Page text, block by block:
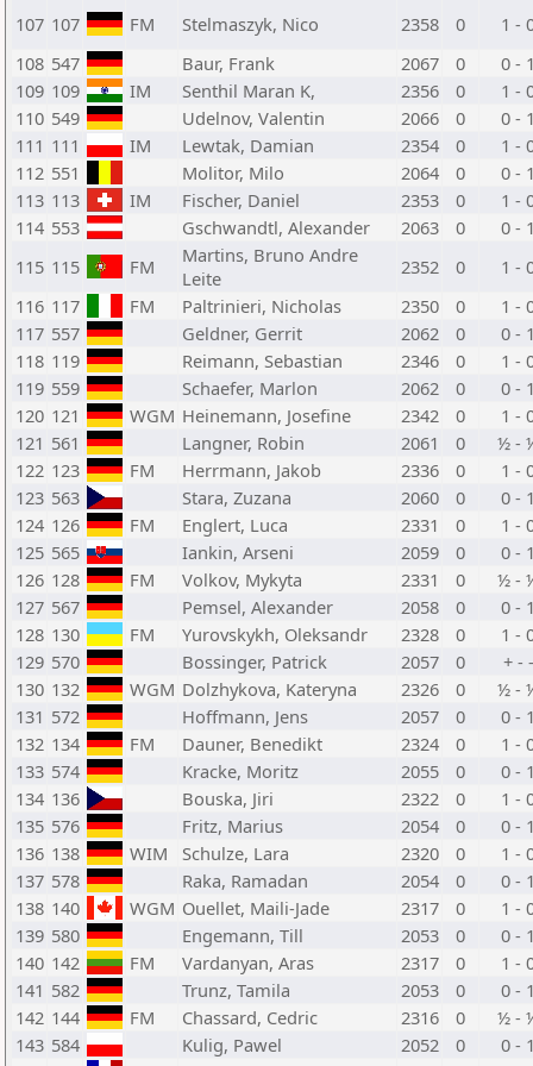
107 107 FM Stelmaszyk, Nico 2358 0
1 -
108 547 Baur, Frank 2067 0
0 -
109 109 IM Senthil Maran K, 2356 0
1 -
110 549 Udelnov, Valentin 2066 0
0 -
111 111 IM Lewtak, Damian 2354 0
1 -
112 551 Molitor, Milo 2064 0
0 -
113 113 IM Fischer, Daniel 2353 0
1 -
114 553 Gschwandtl, Alexander 2063 0
0 -
115 115 FM
Martins, Bruno Andre
Leite
2352 0
1 -
116 117 FM Paltrinieri, Nicholas 2350 0
1 -
117 557 Geldner, Gerrit 2062 0
0 -
118 119 Reimann, Sebastian 2346 0
1 -
119 559 Schaefer, Marlon 2062 0
0 -
120 121 WGM Heinemann, Josefine 2342 0
1 -
121 561 Langner, Robin 2061 0
½ -
122 123 FM Herrmann, Jakob 2336 0
1 -
123 563 Stara, Zuzana 2060 0
0 -
124 126 FM Englert, Luca 2331 0
1 -
125 565 Iankin, Arseni 2059 0
0 -
126 128 FM Volkov, Mykyta 2331 0
½ -
127 567 Pemsel, Alexander 2058 0
0 -
128 130 FM Yurovskykh, Oleksandr 2328 0
1 -
129 570 Bossinger, Patrick 2057 0
+ - -
130 132 WGM Dolzhykova, Kateryna 2326 0
½ -
131 572 Hoffmann, Jens 2057 0
0 -
132 134 FM Dauner, Benedikt 2324 0
1 -
133 574 Kracke, Moritz 2055 0
0 -
134 136 Bouska, Jiri 2322 0
1 -
135 576 Fritz, Marius 2054 0
0 -
136 138 WIM Schulze, Lara 2320 0
1 -
137 578 Raka, Ramadan 2054 0
0 -
138 140 WGM Ouellet, Maili-Jade 2317 0
1 -
139 580 Engemann, Till 2053 0
0 -
140 142 FM Vardanyan, Aras 2317 0
1 -
141 582 Trunz, Tamila 2053 0
0 -
142 144 FM Chassard, Cedric 2316 0
½ -
143 584 Kulig, Pawel 2052 0
0 -